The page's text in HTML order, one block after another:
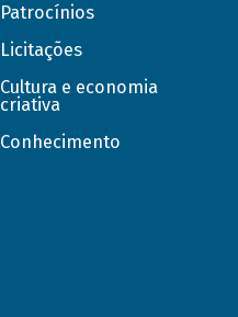
Patrocínios
Licitações
Cultura e economia
criativa
Conhecimento